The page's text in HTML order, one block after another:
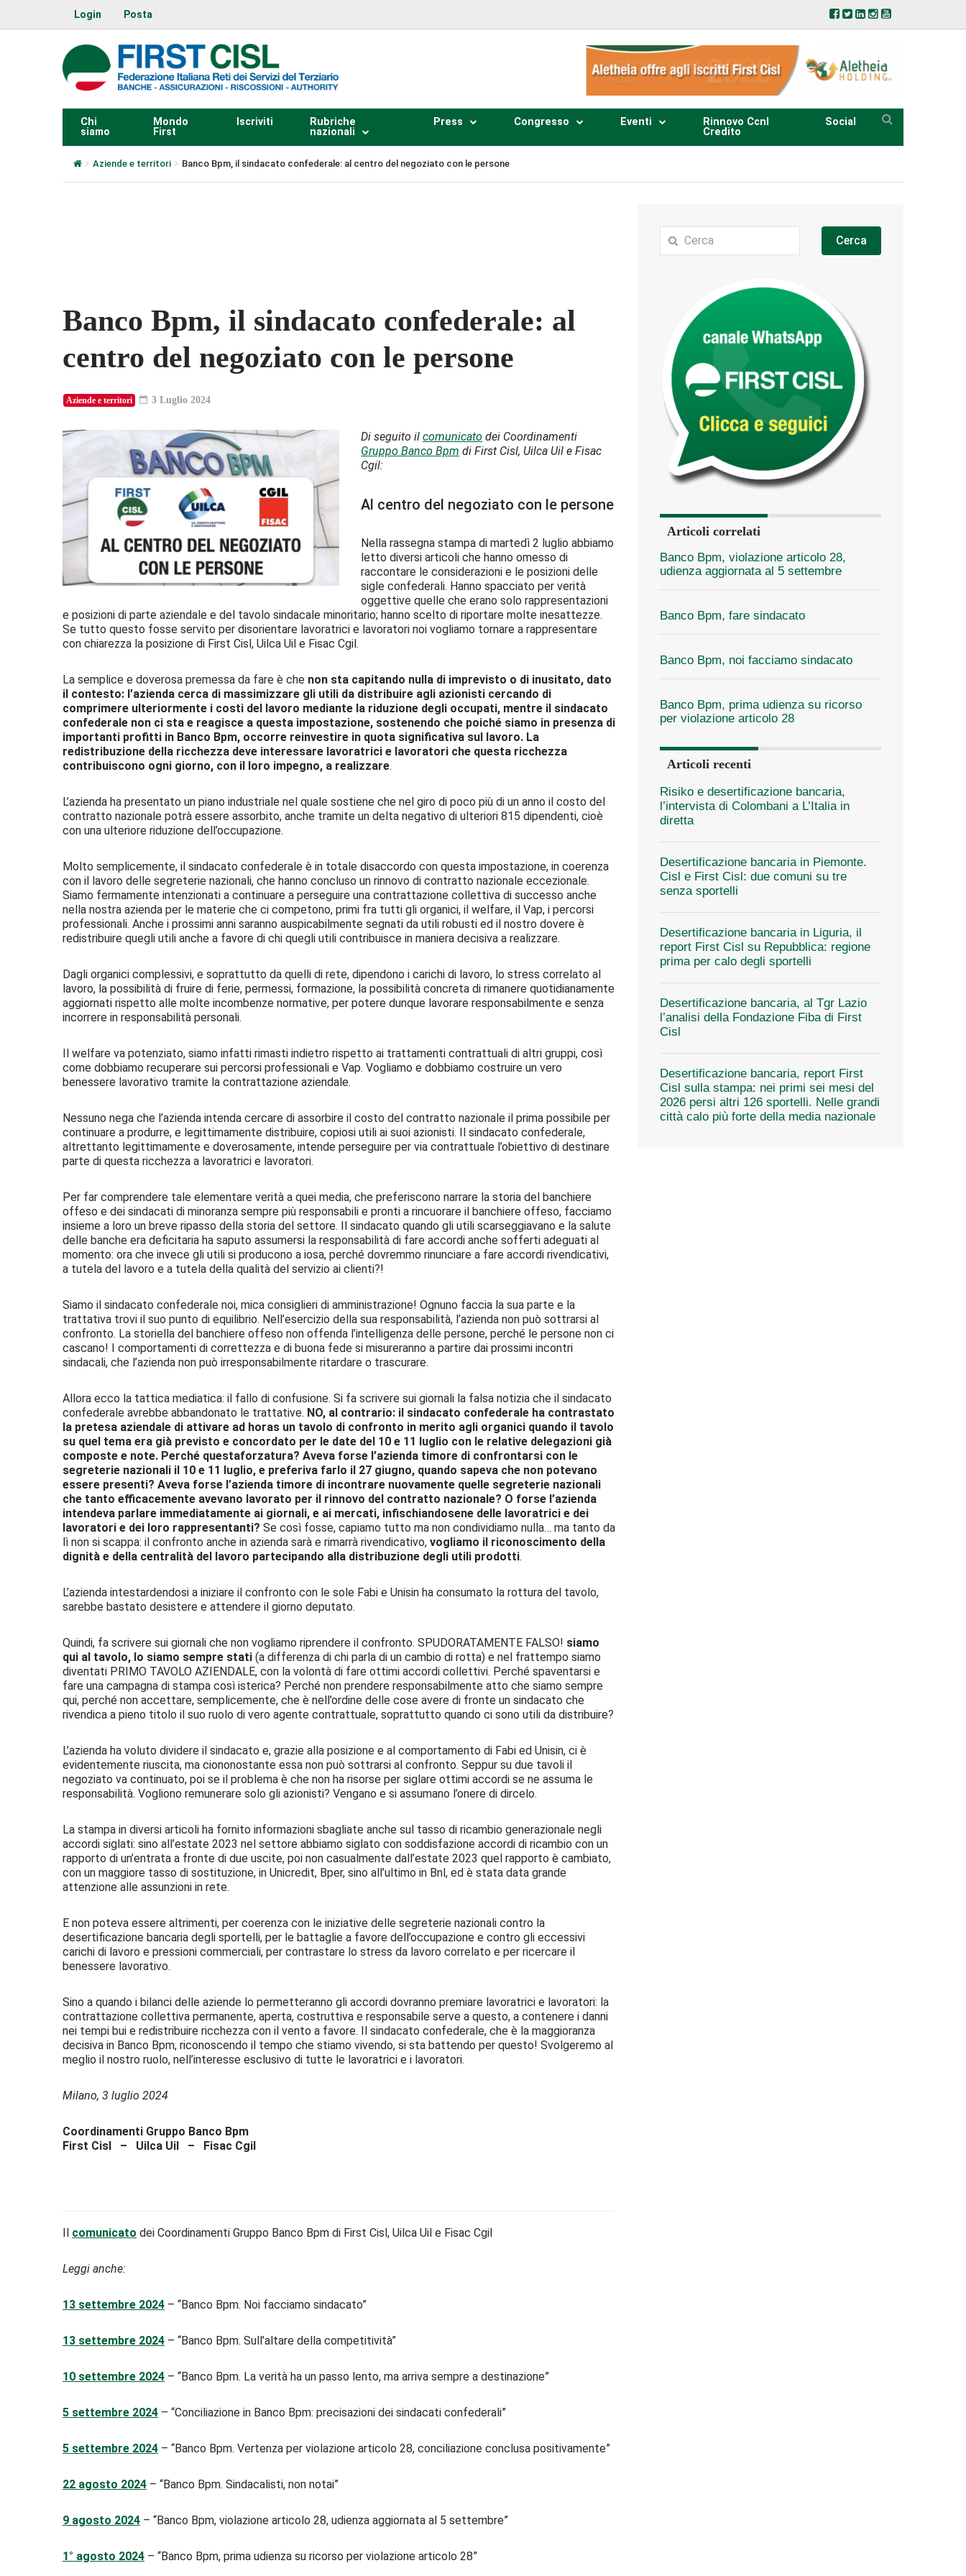
Login Posta
Chi
siamo
Mondo
First
Iscriviti
Rubriche
nazionali
Press Congresso Eventi
Rinnovo Ccnl
Credito
Social
Aziende e territori Banco Bpm, il sindacato confederale: al centro del negoziato con le persone
Banco Bpm, il sindacato confederale: al
centro del negoziato con le persone
Aziende e territori 3 Luglio 2024
Di seguito il comunicato dei Coordinamenti
Gruppo Banco Bpm di First Cisl, Uilca Uil e Fisac
Cgil:
Al centro del negoziato con le persone
Nella rassegna stampa di martedì 2 luglio abbiamo
letto diversi articoli che hanno omesso di
raccontare le considerazioni e le posizioni delle
sigle confederali. Hanno spacciato per verità
oggettive quelle che erano solo rappresentazioni
e posizioni di parte aziendale e del tavolo sindacale minoritario; hanno scelto di riportare molte inesattezze.
Se tutto questo fosse servito per disorientare lavoratrici e lavoratori noi vogliamo tornare a rappresentare
con chiarezza la posizione di First Cisl, Uilca Uil e Fisac Cgil.
La semplice e doverosa premessa da fare è che non sta capitando nulla di imprevisto o di inusitato, dato
il contesto: l’azienda cerca di massimizzare gli utili da distribuire agli azionisti cercando di
comprimere ulteriormente i costi del lavoro mediante la riduzione degli occupati, mentre il sindacato
confederale non ci sta e reagisce a questa impostazione, sostenendo che poiché siamo in presenza di
importanti profitti in Banco Bpm, occorre reinvestire in quota significativa sul lavoro. La
redistribuzione della ricchezza deve interessare lavoratrici e lavoratori che questa ricchezza
contribuiscono ogni giorno, con il loro impegno, a realizzare.
L’azienda ha presentato un piano industriale nel quale sostiene che nel giro di poco più di un anno il costo del
contratto nazionale potrà essere assorbito, anche tramite un delta negativo di ulteriori 815 dipendenti, cioè
con una ulteriore riduzione dell’occupazione.
Molto semplicemente, il sindacato confederale è in totale disaccordo con questa impostazione, in coerenza
con il lavoro delle segreterie nazionali, che hanno concluso un rinnovo di contratto nazionale eccezionale.
Siamo fermamente intenzionati a continuare a perseguire una contrattazione collettiva di successo anche
nella nostra azienda per le materie che ci competono, primi fra tutti gli organici, il welfare, il Vap, i percorsi
professionali. Anche i prossimi anni saranno auspicabilmente segnati da utili robusti ed il nostro dovere è
redistribuire quegli utili anche a favore di chi quegli utili contribuisce in maniera decisiva a realizzare.
Dagli organici complessivi, e soprattutto da quelli di rete, dipendono i carichi di lavoro, lo stress correlato al
lavoro, la possibilità di fruire di ferie, permessi, formazione, la possibilità concreta di rimanere quotidianamente
aggiornati rispetto alle molte incombenze normative, per potere dunque lavorare responsabilmente e senza
incorrere in responsabilità personali.
Il welfare va potenziato, siamo infatti rimasti indietro rispetto ai trattamenti contrattuali di altri gruppi, così
come dobbiamo recuperare sui percorsi professionali e Vap. Vogliamo e dobbiamo costruire un vero
benessere lavorativo tramite la contrattazione aziendale.
Nessuno nega che l’azienda intenda cercare di assorbire il costo del contratto nazionale il prima possibile per
continuare a produrre, e legittimamente distribuire, copiosi utili ai suoi azionisti. Il sindacato confederale,
altrettanto legittimamente e doverosamente, intende perseguire per via contrattuale l’obiettivo di destinare
parte di questa ricchezza a lavoratrici e lavoratori.
Per far comprendere tale elementare verità a quei media, che preferiscono narrare la storia del banchiere
offeso e dei sindacati di minoranza sempre più responsabili e pronti a rincuorare il banchiere offeso, facciamo
insieme a loro un breve ripasso della storia del settore. Il sindacato quando gli utili scarseggiavano e la salute
delle banche era deficitaria ha saputo assumersi la responsabilità di fare accordi anche sofferti adeguati al
momento: ora che invece gli utili si producono a iosa, perché dovremmo rinunciare a fare accordi rivendicativi,
a tutela del lavoro e a tutela della qualità del servizio ai clienti?!
Siamo il sindacato confederale noi, mica consiglieri di amministrazione! Ognuno faccia la sua parte e la
trattativa trovi il suo punto di equilibrio. Nell’esercizio della sua responsabilità, l’azienda non può sottrarsi al
confronto. La storiella del banchiere offeso non offenda l’intelligenza delle persone, perché le persone non ci
cascano! I comportamenti di correttezza e di buona fede si misureranno a partire dai prossimi incontri
sindacali, che l’azienda non può irresponsabilmente ritardare o trascurare.
Allora ecco la tattica mediatica: il fallo di confusione. Si fa scrivere sui giornali la falsa notizia che il sindacato
confederale avrebbe abbandonato le trattative. NO, al contrario: il sindacato confederale ha contrastato
la pretesa aziendale di attivare ad horas un tavolo di confronto in merito agli organici quando il tavolo
su quel tema era già previsto e concordato per le date del 10 e 11 luglio con le relative delegazioni già
composte e note. Perché questaforzatura? Aveva forse l’azienda timore di confrontarsi con le
segreterie nazionali il 10 e 11 luglio, e preferiva farlo il 27 giugno, quando sapeva che non potevano
essere presenti? Aveva forse l’azienda timore di incontrare nuovamente quelle segreterie nazionali
che tanto efficacemente avevano lavorato per il rinnovo del contratto nazionale? O forse l’azienda
intendeva parlare immediatamente ai giornali, e ai mercati, infischiandosene delle lavoratrici e dei
lavoratori e dei loro rappresentanti? Se così fosse, capiamo tutto ma non condividiamo nulla… ma tanto da
lì non si scappa: il confronto anche in azienda sarà e rimarrà rivendicativo, vogliamo il riconoscimento della
dignità e della centralità del lavoro partecipando alla distribuzione degli utili prodotti.
L’azienda intestardendosi a iniziare il confronto con le sole Fabi e Unisin ha consumato la rottura del tavolo,
sarebbe bastato desistere e attendere il giorno deputato.
Quindi, fa scrivere sui giornali che non vogliamo riprendere il confronto. SPUDORATAMENTE FALSO! siamo
qui al tavolo, lo siamo sempre stati (a differenza di chi parla di un cambio di rotta) e nel frattempo siamo
diventati PRIMO TAVOLO AZIENDALE, con la volontà di fare ottimi accordi collettivi. Perché spaventarsi e
fare una campagna di stampa così isterica? Perché non prendere responsabilmente atto che siamo sempre
qui, perché non accettare, semplicemente, che è nell’ordine delle cose avere di fronte un sindacato che
rivendica a pieno titolo il suo ruolo di vero agente contrattuale, soprattutto quando ci sono utili da distribuire?
L’azienda ha voluto dividere il sindacato e, grazie alla posizione e al comportamento di Fabi ed Unisin, ci è
evidentemente riuscita, ma ciononostante essa non può sottrarsi al confronto. Seppur su due tavoli il
negoziato va continuato, poi se il problema è che non ha risorse per siglare ottimi accordi se ne assuma le
responsabilità. Vogliono remunerare solo gli azionisti? Vengano e si assumano l’onere di dircelo.
La stampa in diversi articoli ha fornito informazioni sbagliate anche sul tasso di ricambio generazionale negli
accordi siglati: sino all’estate 2023 nel settore abbiamo siglato con soddisfazione accordi di ricambio con un
rapporto di un’entrata a fronte di due uscite, poi non casualmente dall’estate 2023 quel rapporto è cambiato,
con un maggiore tasso di sostituzione, in Unicredit, Bper, sino all’ultimo in Bnl, ed è stata data grande
attenzione alle assunzioni in rete.
E non poteva essere altrimenti, per coerenza con le iniziative delle segreterie nazionali contro la
desertificazione bancaria degli sportelli, per le battaglie a favore dell’occupazione e contro gli eccessivi
carichi di lavoro e pressioni commerciali, per contrastare lo stress da lavoro correlato e per ricercare il
benessere lavorativo.
Sino a quando i bilanci delle aziende lo permetteranno gli accordi dovranno premiare lavoratrici e lavoratori: la
contrattazione collettiva permanente, aperta, costruttiva e responsabile serve a questo, a contenere i danni
nei tempi bui e redistribuire ricchezza con il vento a favore. Il sindacato confederale, che è la maggioranza
decisiva in Banco Bpm, riconoscendo il tempo che stiamo vivendo, si sta battendo per questo! Svolgeremo al
meglio il nostro ruolo, nell’interesse esclusivo di tutte le lavoratrici e i lavoratori.
Milano, 3 luglio 2024
Coordinamenti Gruppo Banco Bpm
First Cisl – Uilca Uil – Fisac Cgil
Il comunicato dei Coordinamenti Gruppo Banco Bpm di First Cisl, Uilca Uil e Fisac Cgil
Leggi anche:
13 settembre 2024 – “Banco Bpm. Noi facciamo sindacato”
13 settembre 2024 – “Banco Bpm. Sull’altare della competitività”
10 settembre 2024 – “Banco Bpm. La verità ha un passo lento, ma arriva sempre a destinazione”
5 settembre 2024 – “Conciliazione in Banco Bpm: precisazioni dei sindacati confederali”
5 settembre 2024 – “Banco Bpm. Vertenza per violazione articolo 28, conciliazione conclusa positivamente”
22 agosto 2024 – “Banco Bpm. Sindacalisti, non notai”
9 agosto 2024 – “Banco Bpm, violazione articolo 28, udienza aggiornata al 5 settembre”
1° agosto 2024 – “Banco Bpm, prima udienza su ricorso per violazione articolo 28”
Cerca
Articoli correlati
Banco Bpm, violazione articolo 28,
udienza aggiornata al 5 settembre
Banco Bpm, fare sindacato
Banco Bpm, noi facciamo sindacato
Banco Bpm, prima udienza su ricorso
per violazione articolo 28
Articoli recenti
Risiko e desertificazione bancaria,
l’intervista di Colombani a L’Italia in
diretta
Desertificazione bancaria in Piemonte.
Cisl e First Cisl: due comuni su tre
senza sportelli
Desertificazione bancaria in Liguria, il
report First Cisl su Repubblica: regione
prima per calo degli sportelli
Desertificazione bancaria, al Tgr Lazio
l’analisi della Fondazione Fiba di First
Cisl
Desertificazione bancaria, report First
Cisl sulla stampa: nei primi sei mesi del
2026 persi altri 126 sportelli. Nelle grandi
città calo più forte della media nazionale